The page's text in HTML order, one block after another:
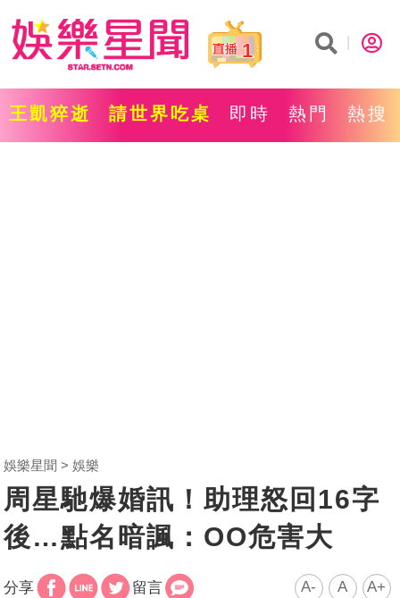
1
王凱猝逝 請世界吃桌 即時 熱門 熱搜
娛樂星聞 娛樂
周星馳爆婚訊！助理怒回16字
後…點名暗諷：OO危害大
分享 留言 A- A A+